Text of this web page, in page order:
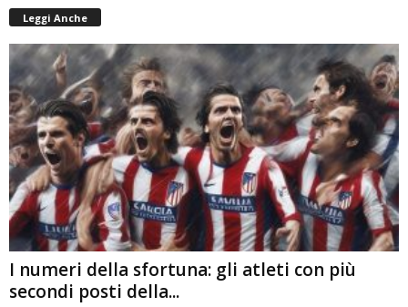
Leggi Anche
I numeri della sfortuna: gli atleti con più
secondi posti della...